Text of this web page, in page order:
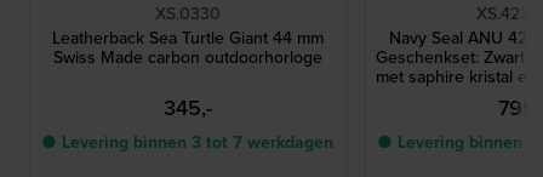
XS.0330
Leatherback Sea Turtle Giant 44 mm
Swiss Made carbon outdoorhorloge
345,-
● Levering binnen 3 tot 7 werkdagen
Navy Seal ANU
Geschenkset: Zwart
met saphire kristal en
● Levering binnen